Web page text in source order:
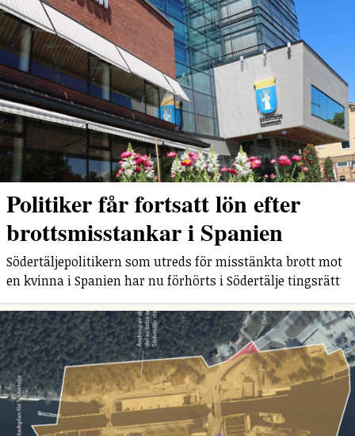
Politiker får fortsatt lön efter
brottsmisstankar i Spanien
Södertäljepolitikern som utreds för misstänkta brott mot
en kvinna i Spanien har nu förhörts i Södertälje tingsrätt